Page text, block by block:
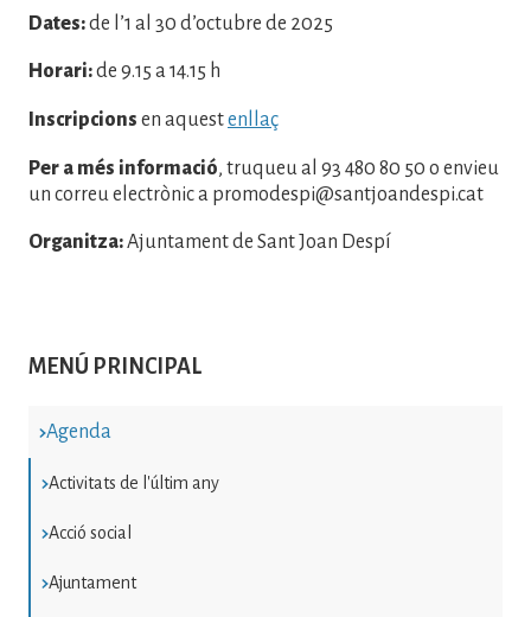
MENÚ PRINCIPAL
Agenda
Activitats de l'últim any
Acció social
Ajuntament
Dates:de l’1 al 30 d’octubre de 2025
Horari:de 9.15 a 14.15 h
Inscripcions en aquestenllaç
Per a més informació, truqueu al 93 480 80 50 o envieu
un correu electrònic a promodespi@santjoandespi.cat
Organitza:Ajuntament de Sant Joan Despí